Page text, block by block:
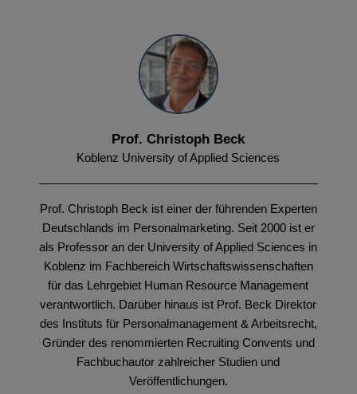
Prof. Christoph Beck
Koblenz University of Applied Sciences
Prof. Christoph Beck ist einer der führenden Experten
Deutschlands im Personalmarketing. Seit 2000 ist er
als Professor an der University of Applied Sciences in
Koblenz im Fachbereich Wirtschaftswissenschaften
für das Lehrgebiet Human Resource Management
verantwortlich. Darüber hinaus ist Prof. Beck Direktor
des Instituts für Personalmanagement & Arbeitsrecht,
Gründer des renommierten Recruiting Convents und
Fachbuchautor zahlreicher Studien und
Veröffentlichungen.